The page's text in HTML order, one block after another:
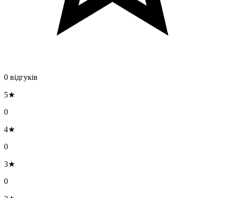
0 відгуків
5★
0
4★
0
3★
0